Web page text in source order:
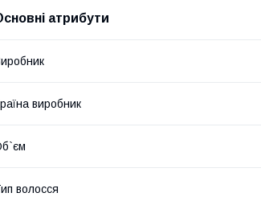
атрибути
виробник
волосся